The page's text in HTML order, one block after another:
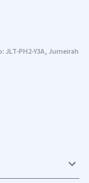
JLT-PH2-Y3A, Jumeirah